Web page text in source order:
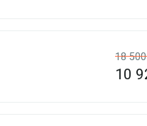
18
10